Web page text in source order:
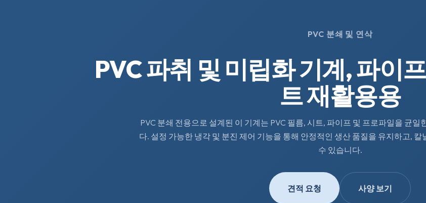
PVC 분쇄 및 연삭
PVC 파취 및 미립화 기계, 파이
트 재활용용
PVC 분쇄 전용으로 설계된 이 기계는 PVC 필름, 시트, 파이프 및 프로파일을 균일
다. 설정 가능한 냉각 및 분진 제어 기능을 통해 안정적인 생산 품질을 유지하고,
수 있습니다.
견적 요청 사양 보기